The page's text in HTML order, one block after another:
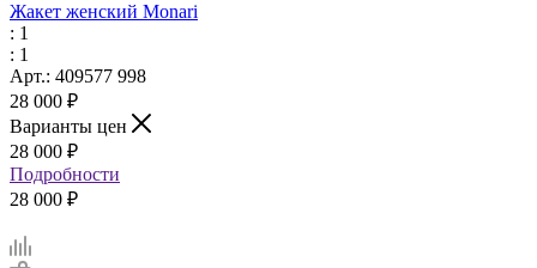
Жакет женский Monari
: 1
: 1
Арт.: 409577 998
28 000 ₽
Варианты цен
28 000 ₽
Подробности
28 000 ₽